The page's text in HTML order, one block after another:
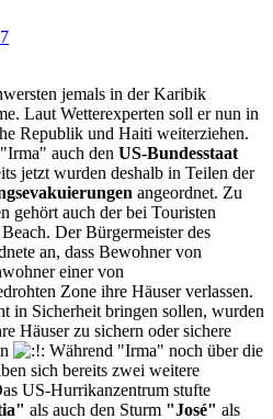
jemals in der Karibik
Laut Wetterexperten soll er nun in
Republik und Haiti weiterziehen.
auch den US-Bundesstaat
jetzt wurden deshalb in Teilen der
angeordnet. Zu
gehört auch der bei Touristen
Der Bürgermeister des
an, dass Bewohner von
einer von
Zone ihre Häuser verlassen.
in Sicherheit bringen sollen, wurden
Häuser zu sichern oder sichere
Während "Irma" noch über die
sich bereits zwei weitere
US-Hurrikanzentrum stufte
als auch den Sturm "José" als